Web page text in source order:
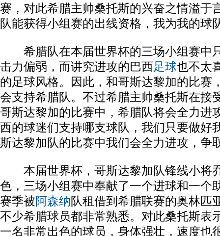
赛，对此希腊主帅桑托斯的兴奋之情溢于
队能获得小组赛的出线资格，我为我的球
希腊队在本届世界杯的三场小组赛中
击力偏弱，而讲究进攻的巴西足球也不太
的足球风格。因此，和哥斯达黎加的比赛
会支持希腊队。不过希腊主帅桑托斯在接
哥斯达黎加的比赛中，希腊队将会全力进
西的球迷们支持哪支球队，我们只要做好
斯达黎加队的比赛中我们会全力进攻，争
本届世界杯，哥斯达黎加队锋线小将
色，三场小组赛中奉献了一个进球和一个
赛季被阿森纳队租借到希腊联赛的奥林匹
不少希腊球员都非常熟悉。对此桑托斯表
一名非常出色的球员，身体强壮，速度也